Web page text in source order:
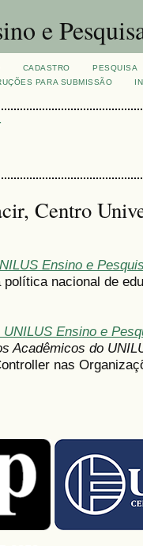
e
CADASTRO
PESQUISA
PARA SUBMISSÃO
Centro
Ensino e
política nacional de
Ensino e
Acadêmicos do
nas